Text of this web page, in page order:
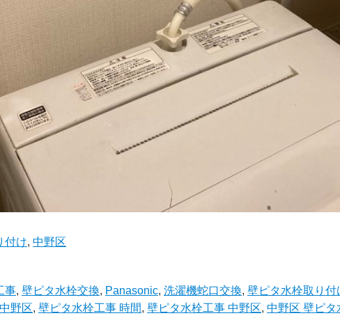
付け, 中野区
事, 壁ピタ水栓交換, Panasonic, 洗濯機蛇口交換, 壁ピタ水栓取り付
中野区, 壁ピタ水栓工事 時間, 壁ピタ水栓工事 中野区, 中野区 壁ピタ